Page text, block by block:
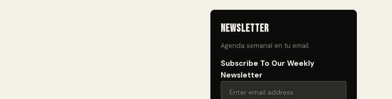
Newsletter
Agenda semanal en tu email.
Subscribe To Our Weekly
Newsletter